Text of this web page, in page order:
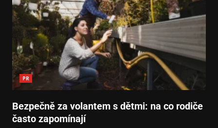
PR
Bezpečně za volantem s dětmi: na co rodiče
často zapomínají